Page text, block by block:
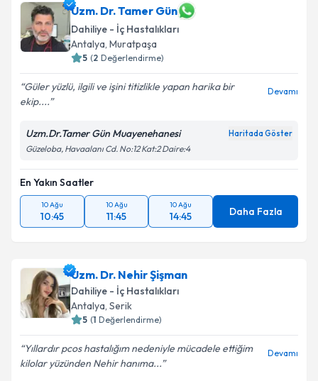
Uzm. Dr. Nasır Kumluiçin randevu takvimi talebi
oluşturun. Size bu uzmandan randevu almanız için bir
takvim hazırlandığında e-posta ile bilgilendireceğiz.
E-posta Adresiniz
Kişisel verilerimin işlenmesine ilişkin
Aydınlatma
Metni'ni okudum ve kişisel verilerimin belirtilen
Takvim Talebini Gönder
Uzm. Dr. Tamer Gün
Dahiliye - İç Hastalıkları
Antalya, Muratpaşa
5 (2 Değerlendirme)
Güler yüzlü, ilgili ve işini titizlikle yapan harika bir
ekip....
Devamı
Uzm.Dr.Tamer Gün Muayenehanesi Haritada Göster
Güzeloba, Havaalanı Cd. No:12 Kat:2 Daire:4
En Yakın Saatler
10 Ağu
10:45
10 Ağu
11:45
10 Ağu
14:45 Daha Fazla
Uzm. Dr. Nehir Şişman
Dahiliye - İç Hastalıkları
Antalya, Serik
5 (1 Değerlendirme)
Yıllardır pcos hastalığım nedeniyle mücadele ettiğim
kilolar yüzünden Nehir hanıma...
Devamı